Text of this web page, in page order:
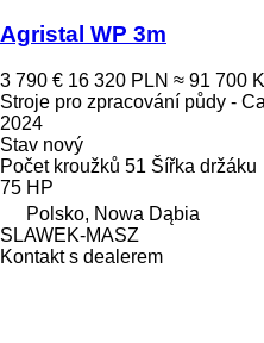
Agristal WP 3m
3 790 € 16 320 PLN ≈ 91 700
Stroje pro zpracování půdy -
2024
Stav nový
Počet kroužků 51 Šířka držáku
75 HP
Polsko, Nowa Dąbia
SLAWEK-MASZ
Kontakt s dealerem